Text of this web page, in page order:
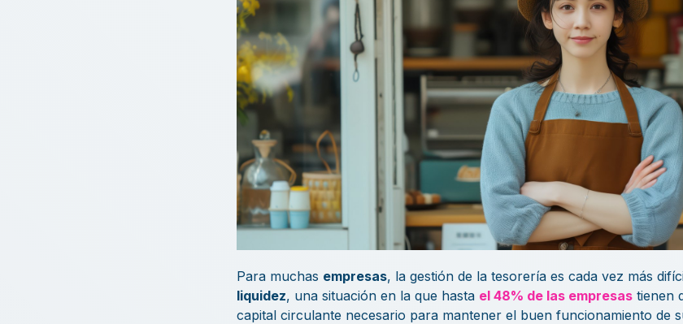
Para muchas empresas, la gestión de la tesorería es cada vez más
liquidez, una situación en la que hasta el 48% de las empresastienen
capital circulante necesario para mantener el buen funcionamiento de